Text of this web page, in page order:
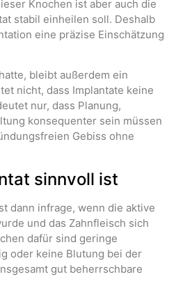
Knochen ist aber auch die
stabil einheilen soll. Deshalb
eine präzise Einschätzung
bleibt außerdem ein
nicht, dass Implantate keine
nur, dass Planung,
konsequenter sein müssen
Gebiss ohne
sinnvoll ist
dann infrage, wenn die aktive
und das Zahnfleisch sich
dafür sind geringe
oder keine Blutung bei der
gut beherrschbare